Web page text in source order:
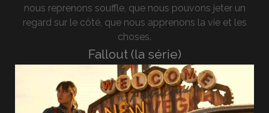
nous reprenons souffle, que nous pouvons jeter un
regard sur le côté, que nous apprenons la vie et les
choses.
Fallout (la série)